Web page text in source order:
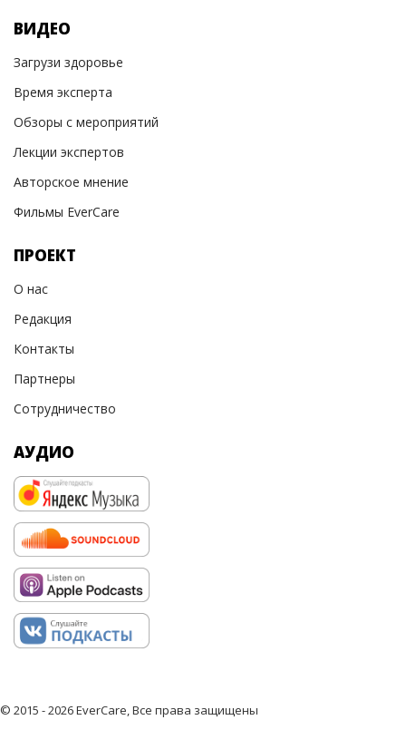
ВИДЕО
Загрузи здоровье
Время эксперта
Обзоры с мероприятий
Лекции экспертов
Авторское мнение
Фильмы EverCare
ПРОЕКТ
О нас
Редакция
Контакты
Партнеры
Сотрудничество
АУДИО
© 2015 - 2026 EverCare, Все права защищены